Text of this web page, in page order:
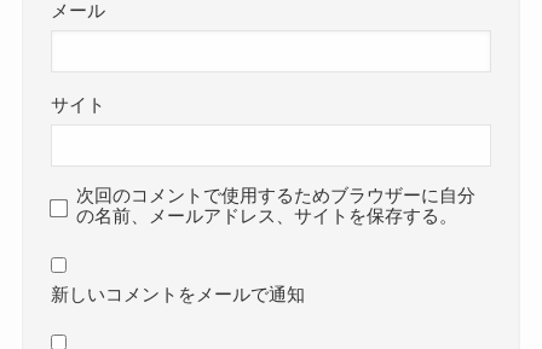
メール
サイト
次回のコメントで使用するためブラウザーに自分
の名前、メールアドレス、サイトを保存する。
新しいコメントをメールで通知